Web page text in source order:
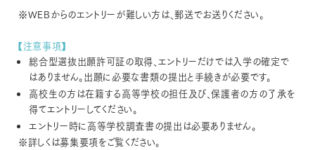
※WEBからのエントリーが難しい方は、郵送でお送りください。
【注意事項】
総合型選抜出願許可証の取得、エントリーだけでは入学の確定で
はありません。出願に必要な書類の提出と手続きが必要です。
高校生の方は在籍する高等学校の担任及び、保護者の方の了承を
得てエントリーしてください。
エントリー時に高等学校調査書の提出は必要ありません。
※詳しくは募集要項をご覧ください。